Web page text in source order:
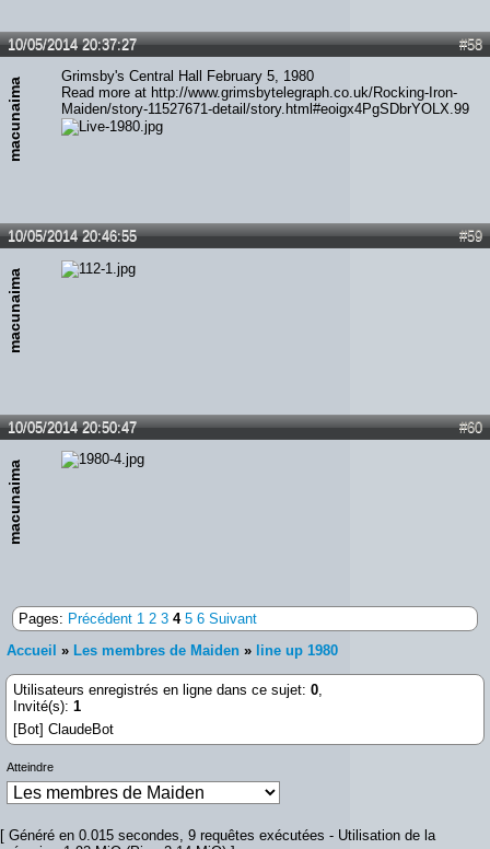
#58
10/05/2014 20:37:27
macunaima
Grimsby's Central Hall February 5, 1980
Read more at http://www.grimsbytelegraph.co.uk/Rocking-Iron-
Maiden/story-11527671-detail/story.html#eoigx4PgSDbrYOLX.99
#59
10/05/2014 20:46:55
macunaima
#60
10/05/2014 20:50:47
macunaima
Pages: Précédent 1 2 3 4 5 6 Suivant
Accueil » Les membres de Maiden » line up 1980
Utilisateurs enregistrés en ligne dans ce sujet: 0
Invité(s): 1
[Bot] ClaudeBot
Atteindre
[ Généré en 0.015 secondes, 9 requêtes exécutées - Utilisation de la